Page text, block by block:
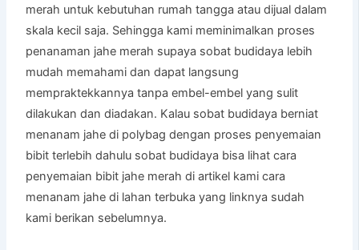
merah untuk kebutuhan rumah tangga atau dijual dalam
skala kecil saja. Sehingga kami meminimalkan proses
penanaman jahe merah supaya sobat budidaya lebih
mudah memahami dan dapat langsung
mempraktekkannya tanpa embel-embel yang sulit
dilakukan dan diadakan. Kalau sobat budidaya berniat
menanam jahe di polybag dengan proses penyemaian
bibit terlebih dahulu sobat budidaya bisa lihat cara
penyemaian bibit jahe merah di artikel kami cara
menanam jahe di lahan terbuka yang linknya sudah
kami berikan sebelumnya.